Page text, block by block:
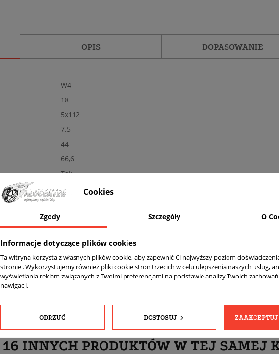
OPIS DOPASOWANIE
W4
18
5x112
7.5
44
66,6
Tak
Nowe
komplet (4 sztuki)
Tak
16 INNYCH PRODUKTÓW W TEJ SAMEJ
Cookies
Zgody Szczegóły O
Informacje dotyczące plików cookies
Ta witryna korzysta z własnych plików cookie, aby zapewnić Ci najwyższy poziom
stronie . Wykorzystujemy również pliki cookie stron trzecich w celu ulepszenia naszych usług,
wyświetlania reklam związanych z Twoimi preferencjami na podstawie analizy Twoich
nawigacji.
ODRZUĆ DOSTOSUJ